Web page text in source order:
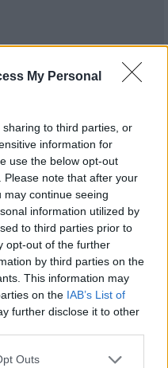
My Personal
to third parties, or
information for
use the below opt-out
note that after your
continue seeing
information utilized by
to third parties prior to
opt-out of the further
by third parties on the
This information may
on the IAB’s List of
further disclose it to other
Outs
25826 5 5 7 le 25 août
De Vita
Partes También Son